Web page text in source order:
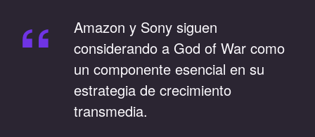
“
Amazon y Sony siguen
considerando a God of War como
un componente esencial en su
estrategia de crecimiento
transmedia.